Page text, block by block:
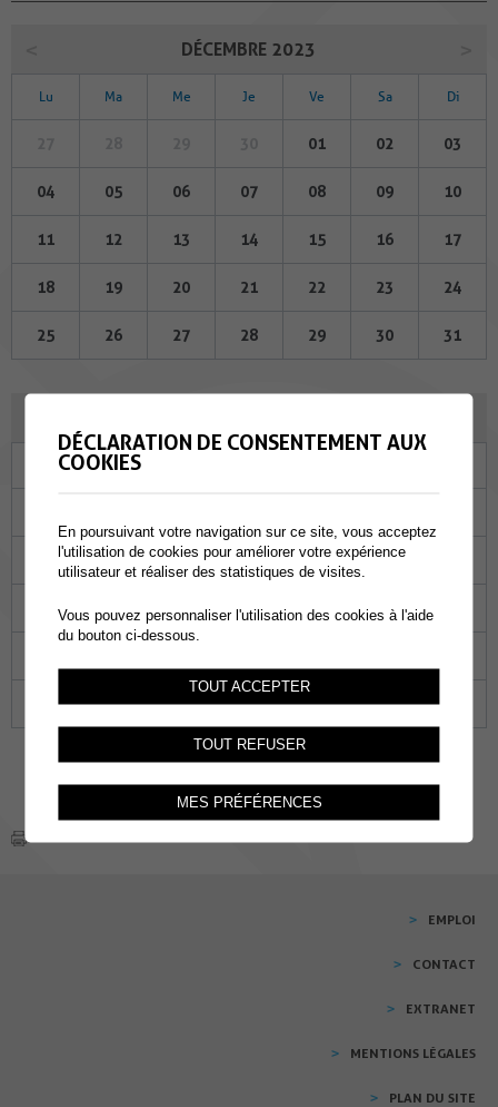
DÉCEMBRE 2023
Lu Ma Me Je Ve Sa Di
01 02 03
04 05 06 07 08 09 10
11 12 13 14 15 16 17
18 19 20 21 22 23 24
25 26 27 28 29 30 31
Ma
09 10 11 12 13
18 19 20
30 31 01 02 03
EMPLOI
CONTACT
EXTRANET
MENTIONS LÉGALES
PLAN DU SITE
DÉCLARATION DE CONSENTEMENT AUX
COOKIES
En poursuivant votre navigation sur ce site, vous acceptez
l'utilisation de cookies pour améliorer votre expérience
utilisateur et réaliser des statistiques de visites.
Vous pouvez personnaliser l'utilisation des cookies à l'aide
du bouton ci-dessous.
TOUT ACCEPTER
TOUT REFUSER
MES PRÉFÉRENCES